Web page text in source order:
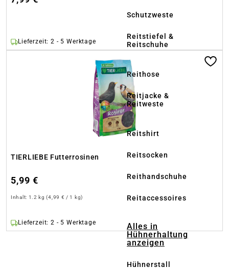
Schutzweste
Reitstiefel &
Reitschuhe
Reithose
Reitjacke &
Reitweste
Reitshirt
Reitsocken
Reithandschuhe
Reitaccessoires
Alles in
Hühnerhaltung
anzeigen
Hühnerstall
Lieferzeit: 2 - 5 Werktage
TIERLIEBE Futterrosinen
5,99 €
Inhalt: 1.2 kg(4,99 € / 1 kg)
Lieferzeit: 2 - 5 Werktage